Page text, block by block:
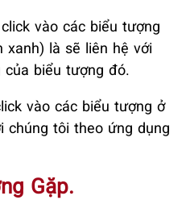
vào các biểu tượng
xanh) là sẽ liên hệ với
biểu tượng đó.
vào các biểu tượng ở
chúng tôi theo ứng dụng
Gặp.